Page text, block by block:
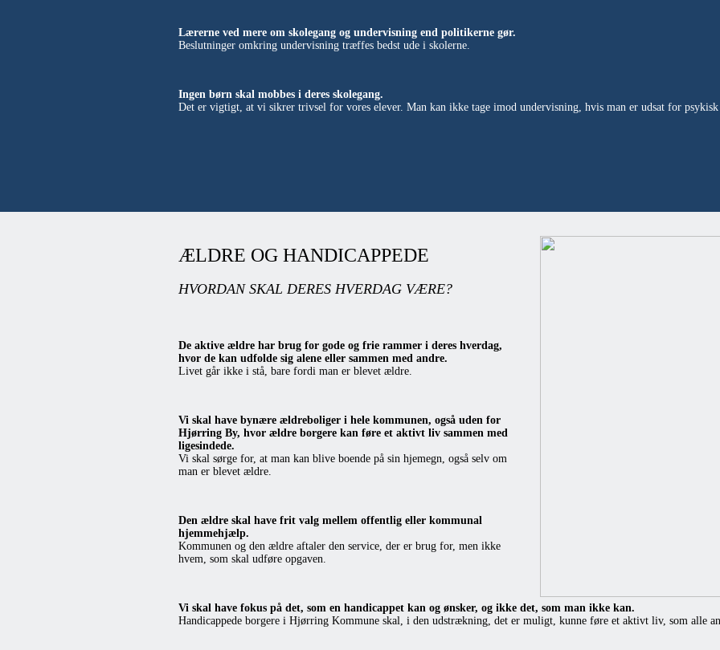
Lærerne ved mere om skolegang og undervisning end politikerne gør.
Beslutninger omkring undervisning træffes bedst ude i skolerne.
Ingen børn skal mobbes i deres skolegang.
Det er vigtigt, at vi sikrer trivsel for vores elever. Man kan ikke tage imod undervisning, hvis man er udsat for psykisk
ÆLDRE OG HANDICAPPEDE
HVORDAN SKAL DERES HVERDAG VÆRE?
De aktive ældre har brug for gode og frie rammer i deres hverdag,
hvor de kan udfolde sig alene eller sammen med andre.
Livet går ikke i stå, bare fordi man er blevet ældre.
Vi skal have bynære ældreboliger i hele kommunen, også uden for
Hjørring By, hvor ældre borgere kan føre et aktivt liv sammen med
ligesindede.
Vi skal sørge for, at man kan blive boende på sin hjemegn, også selv om
man er blevet ældre.
Den ældre skal have frit valg mellem offentlig eller kommunal
hjemmehjælp.
Kommunen og den ældre aftaler den service, der er brug for, men ikke
hvem, som skal udføre opgaven.
Vi skal have fokus på det, som en handicappet kan og ønsker, og ikke det, som man ikke kan.
Handicappede borgere i Hjørring Kommune skal, i den udstrækning, det er muligt, kunne føre et aktivt liv, som alle